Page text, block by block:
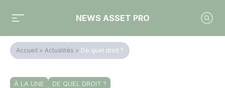
NEWS ASSET PRO
Accueil > Actualités > De quel droit ?
À LA UNE DE QUEL DROIT ?